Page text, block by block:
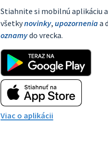
Stiahnite si mobilnú aplikáciu
všetkynovinky, upozorneniaa
oznamydo vrecka.
Viac o aplikácii